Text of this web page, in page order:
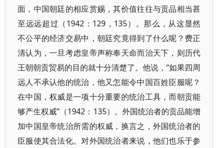
面，中国朝廷的相应赏赐，其价值往往与贡品相当甚
至远远超过（1942：129，135）。那么，从这显然
不公平的经济交易中，朝廷究竟得到了什么呢？费正
清认为，一旦考虑皇帝声称奉天命而治天下，则历代
王朝朝贡贸易的目的就十分清楚了。他说，“如果四周
远人不承认他的统治，他又怎能令中国百姓臣服呢？
在中国，权威是一项十分重要的统治工具，而朝贡能
够产生权威”（1942：135）。外国统治者的贡品能增
加中国皇帝统治所需的权威，换言之，外国统治者的
臣服使其合法化。对外国统治者来说，他们也乐于参